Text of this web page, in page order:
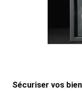
Sécuriser vos